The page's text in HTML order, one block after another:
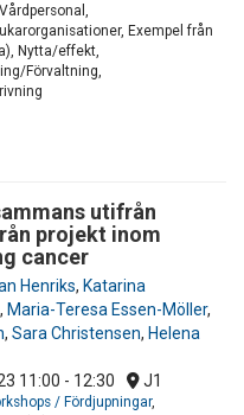
Exempel från
Nytta/effekt,
Förvaltning,
utifrån
projekt inom
cancer
Henriks, Katarina
, Maria-Teresa Essen-Möller,
, Sara Christensen, Helena
11:00 - 12:30 J1
/ Fördjupningar,